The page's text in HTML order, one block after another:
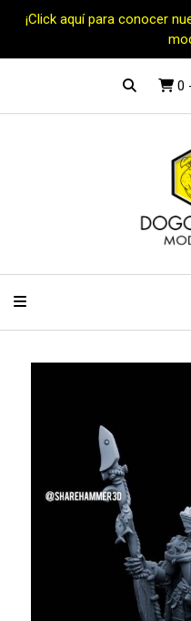
¡Click aquí para conocer
0